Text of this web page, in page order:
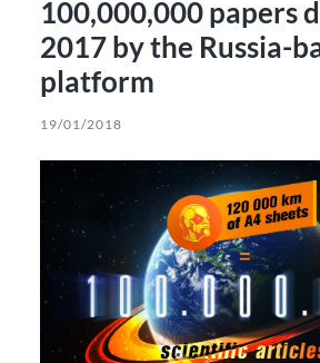
100,000,000 papers
2017 by the Russia-
platform
19/01/2018